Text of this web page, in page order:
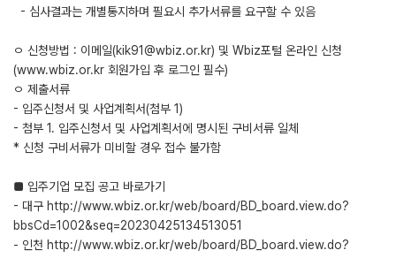
- 심사결과는 개별통지하며 필요시 추가서류를 요구할 수 있음
ㅇ 신청방법 : 이메일(kik91@wbiz.or.kr) 및 Wbiz포털 온라인 신청
(www.wbiz.or.kr 회원가입 후 로그인 필수)
ㅇ 제출서류
- 입주신청서 및 사업계획서(첨부 1)
- 첨부 1. 입주신청서 및 사업계획서에 명시된 구비서류 일체
* 신청 구비서류가 미비할 경우 접수 불가함
■ 입주기업 모집 공고 바로가기
- 대구 http://www.wbiz.or.kr/web/board/BD_board.view.do?
bbsCd=1002&seq=20230425134513051
- 인천 http://www.wbiz.or.kr/web/board/BD_board.view.do?